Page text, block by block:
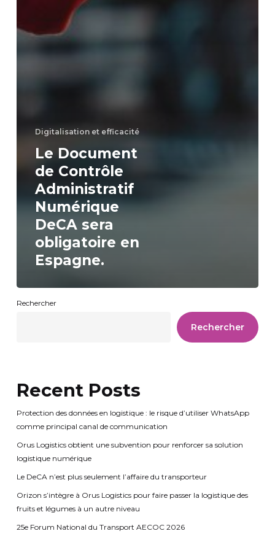
Digitalisation et efficacité
Le Document
de Contrôle
Administratif
Numérique
DeCA sera
obligatoire en
Espagne.
Rechercher
Rechercher
Recent Posts
Protection des données en logistique : le risque d’utiliser WhatsApp
comme principal canal de communication
Orus Logistics obtient une subvention pour renforcer sa solution
logistique numérique
Le DeCA n’est plus seulement l’affaire du transporteur
Orizon s’intègre à Orus Logistics pour faire passer la logistique des
fruits et légumes à un autre niveau
25e Forum National du Transport AECOC 2026